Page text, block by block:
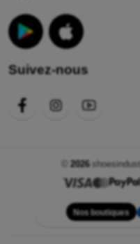
Suivez-nous
2026
Nos boutiques